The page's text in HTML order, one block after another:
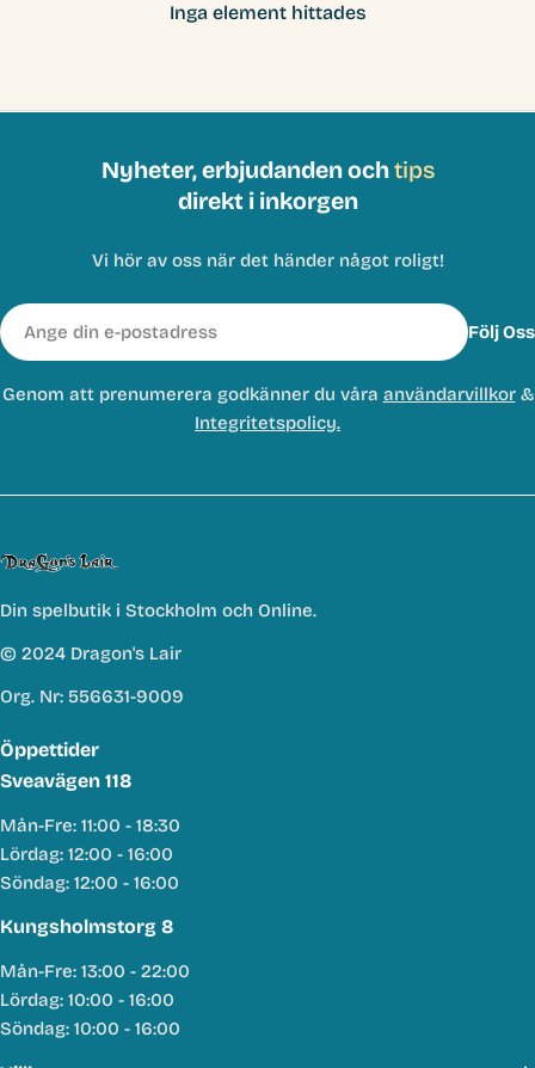
Inga element hittades
Nyheter, erbjudanden ochtips
direkt i inkorgen
Vi hör av oss när det händer något roligt!
E-
post
Följ Oss
Genom att prenumerera godkänner du våra användarvillkor&
Integritetspolicy.
Din spelbutik i Stockholm och Online.
© 2024 Dragon's Lair
Org. Nr: 556631-9009
Öppettider
Sveavägen 118
Mån-Fre: 11:00 - 18:30
Lördag: 12:00 - 16:00
Söndag: 12:00 - 16:00
Kungsholmstorg 8
Mån-Fre: 13:00 - 22:00
Lördag: 10:00 - 16:00
Söndag: 10:00 - 16:00